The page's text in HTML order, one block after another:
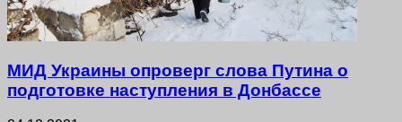
МИД Украины опроверг слова Путина о
подготовке наступления в Донбассе